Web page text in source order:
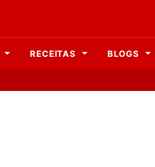
RECEITAS BLOGS